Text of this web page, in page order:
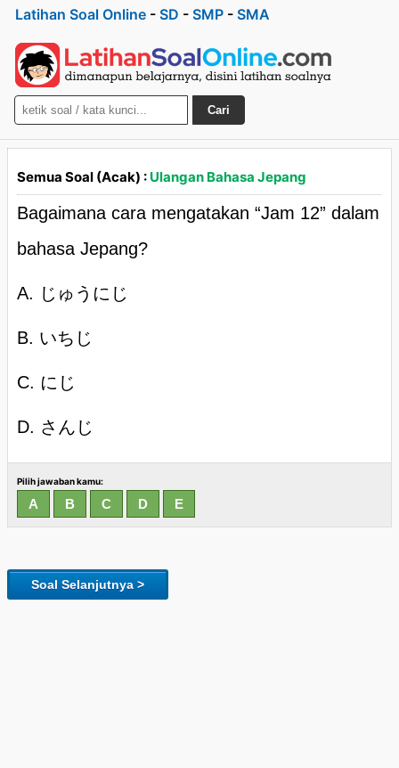
Latihan Soal Online - SD - SMP - SMA
Cari
Semua Soal (Acak) : Ulangan Bahasa Jepang
Bagaimana cara mengatakan “Jam 12” dalam
bahasa Jepang?
A. じゅうにじ
B. いちじ
C. にじ
D. さんじ
Pilih jawaban kamu:
Soal Selanjutnya >